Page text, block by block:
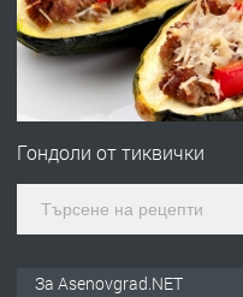
Гондоли от тиквички
За Asenovgrad.NET